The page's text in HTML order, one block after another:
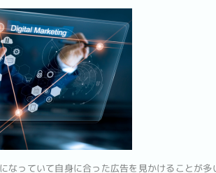
なっていて自身に合った広告を見かけることが多